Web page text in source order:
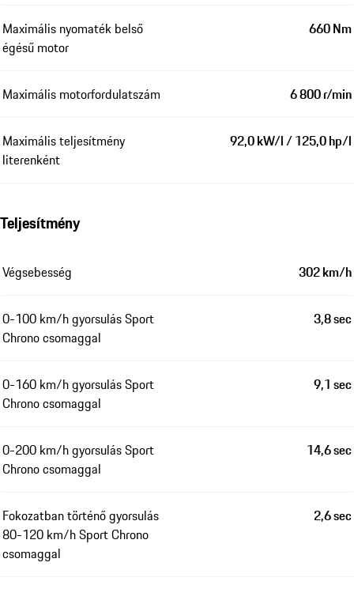
Maximális nyomaték belső
égésű motor
660 Nm
Maximális motorfordulatszám 6 800 r/min
Maximális teljesítmény
literenként
92,0 kW/l / 125,0 hp/l
Teljesítmény
Végsebesség 302 km/h
0-100 km/h gyorsulás Sport
Chrono csomaggal
3,8 sec
0-160 km/h gyorsulás Sport
Chrono csomaggal
9,1 sec
0-200 km/h gyorsulás Sport
Chrono csomaggal
14,6 sec
Fokozatban történő gyorsulás
80-120 km/h Sport Chrono
csomaggal
2,6 sec